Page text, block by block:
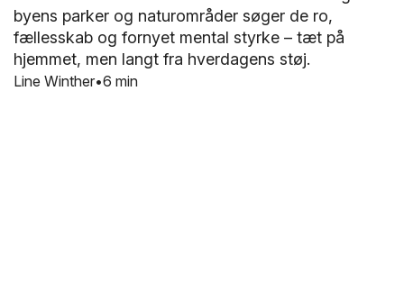
6 min
byens parker og naturområder søger de ro,
fællesskab og fornyet mental styrke – tæt på
hjemmet, men langt fra hverdagens støj.
Line Winther